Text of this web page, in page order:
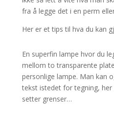
fra å legge det i en perm
Her er et tips til hva du kan
En superfin lampe hvor du
mellom to transparente
personlige lampe. Man kan
tekst istedet for tegning,
setter grenser…